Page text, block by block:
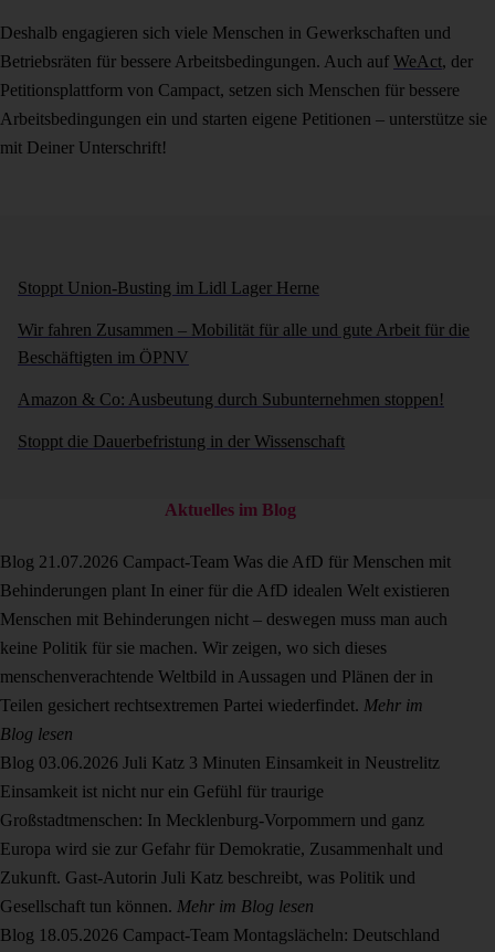
Deshalb engagieren sich viele Menschen in Gewerkschaften und
Betriebsräten für bessere Arbeitsbedingungen. Auch auf WeAct, der
Petitionsplattform von Campact, setzen sich Menschen für bessere
Arbeitsbedingungen ein und starten eigene Petitionen – unterstütze sie
mit Deiner Unterschrift!
Stoppt Union-Busting im Lidl Lager Herne
Wir fahren Zusammen – Mobilität für alle und gute Arbeit für die
Beschäftigten im ÖPNV
Amazon & Co: Ausbeutung durch Subunternehmen stoppen!
Stoppt die Dauerbefristung in der Wissenschaft
Aktuelles im Blog
Blog 21.07.2026 Campact-Team Was die AfD für Menschen mit
Behinderungen plant In einer für die AfD idealen Welt existieren
Menschen mit Behinderungen nicht – deswegen muss man auch
keine Politik für sie machen. Wir zeigen, wo sich dieses
menschenverachtende Weltbild in Aussagen und Plänen der in
Teilen gesichert rechtsextremen Partei wiederfindet. Mehr im
Blog lesen
Blog 03.06.2026 Juli Katz 3 Minuten Einsamkeit in Neustrelitz
Einsamkeit ist nicht nur ein Gefühl für traurige
Großstadtmenschen: In Mecklenburg-Vorpommern und ganz
Europa wird sie zur Gefahr für Demokratie, Zusammenhalt und
Zukunft. Gast-Autorin Juli Katz beschreibt, was Politik und
Gesellschaft tun können. Mehr im Blog lesen
Blog 18.05.2026 Campact-Team Montagslächeln: Deutschland